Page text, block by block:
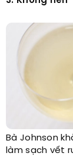
Bà Johnson
làm sạch vết